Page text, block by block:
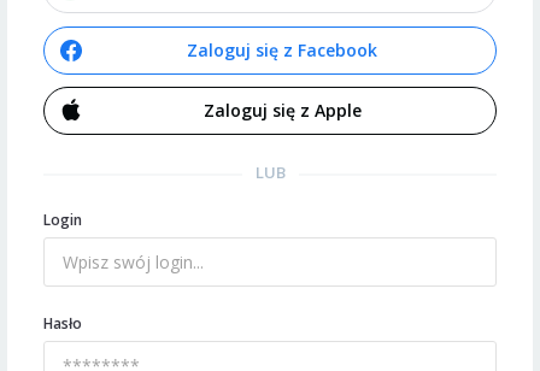
Zaloguj się z Facebook
Zaloguj się z Apple
LUB
Login
Hasło